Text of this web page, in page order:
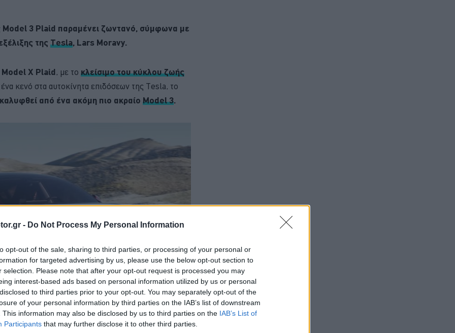
- Do Not Process My Personal Information
opt-out of the sale, sharing to third parties, or processing of your personal or
for targeted advertising by us, please use the below opt-out section to
selection. Please note that after your opt-out request is processed you may
interest-based ads based on personal information utilized by us or personal
to third parties prior to your opt-out. You may separately opt-out of the
of your personal information by third parties on the IAB’s list of downstream
This information may also be disclosed by us to third parties on the IAB’s List of
Participants that may further disclose it to other third parties.
Model 3 Plaid παραμένει ζωντανό, σύμφωνα με
της Tesla , Lars Moravy.
Model X Plaid, με το κλείσιμο του κύκλου ζωής
κενό στα αυτοκίνητα επιδόσεων της Tesla, το
καλυφθεί από ένα ακόμη πιο ακραίο Model 3